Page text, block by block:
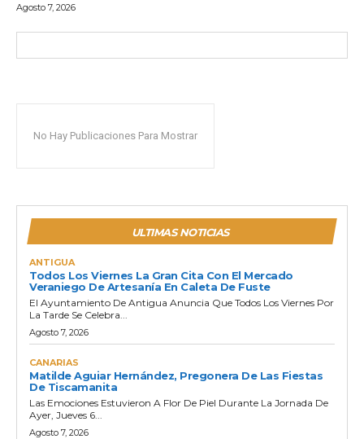
Agosto 7, 2026
No Hay Publicaciones Para Mostrar
ULTIMAS NOTICIAS
ANTIGUA
Todos Los Viernes La Gran Cita Con El Mercado
Veraniego De Artesanía En Caleta De Fuste
El Ayuntamiento De Antigua Anuncia Que Todos Los Viernes Por
La Tarde Se Celebra...
Agosto 7, 2026
CANARIAS
Matilde Aguiar Hernández, Pregonera De Las Fiestas
De Tiscamanita
Las Emociones Estuvieron A Flor De Piel Durante La Jornada De
Ayer, Jueves 6...
Agosto 7, 2026